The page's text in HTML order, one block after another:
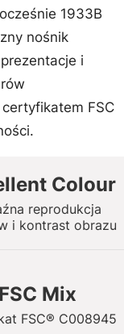
1933B
nośnik
i
FSC
Colour
reprodukcja
i kontrast obrazu
FSC Mix
FSC® C008945